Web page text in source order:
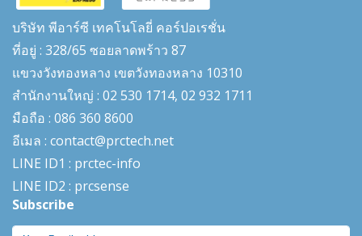
บริษัท พีอาร์ซี เทคโนโลยี่ คอร์ปอเรชั่น
ที่อยู่ : 328/65 ซอยลาดพร้าว 87
แขวงวังทองหลาง เขตวังทองหลาง 10310
สำนักงานใหญ่ : 02 530 1714, 02 932 1711
มือถือ : 086 360 8600
อีเมล : contact@prctech.net
LINE ID1 : prctec-info
LINE ID2 : prcsense
Subscribe